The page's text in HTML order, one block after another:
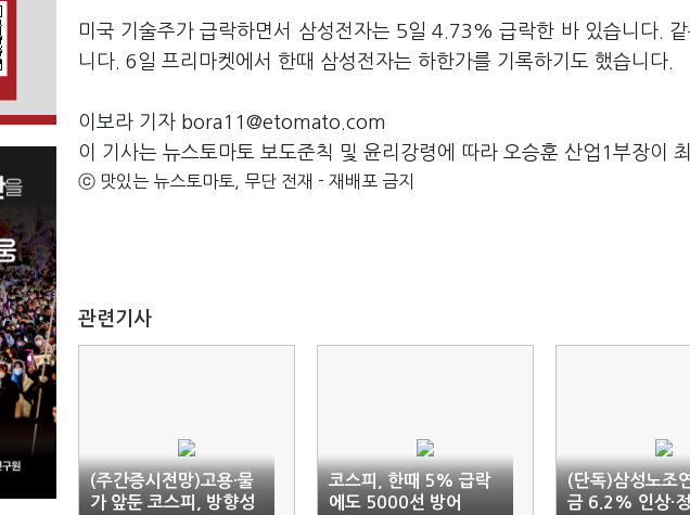
미국 기술주가 급락하면서 삼성전자는 5일 4.73% 급락한 바 있습니다.
니다. 6일 프리마켓에서 한때 삼성전자는 하한가를 기록하기도 했습니다.
이보라 기자 bora11@etomato.com
이 기사는 뉴스토마토 보도준칙 및 윤리강령에 따라 오승훈 산업1부장이
ⓒ 맛있는 뉴스토마토, 무단 전재 - 재배포 금지
관련기사
(주간증시전망)고용·물
가 앞둔 코스피, 방향성
코스피, 한때 5% 급락
에도 5000선 방어
(단독)삼성노조
금 6.2% 인상·